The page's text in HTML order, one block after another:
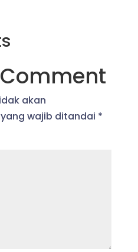
akan
yang wajib ditandai *